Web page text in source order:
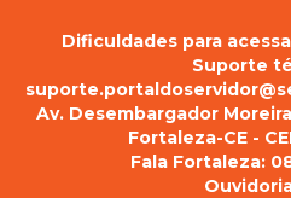
Dificuldades para
Suporte
Av. Desembargador
Fortaleza-CE -
Fala Fortaleza: